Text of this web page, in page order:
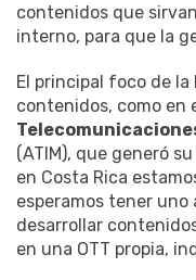
contenidos que
interno, para que la
El principal foco de la
contenidos, como en
(ATIM), que generó
en Costa Rica
esperamos tener uno
desarrollar
en una OTT propia,